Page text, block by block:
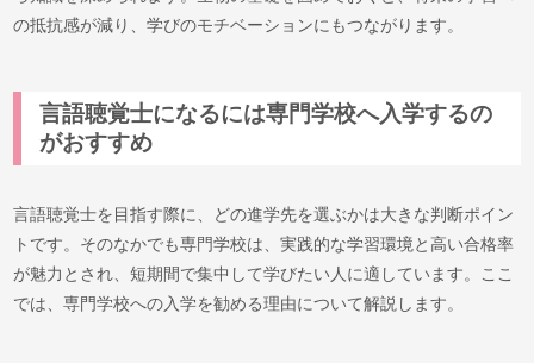
の抵抗感が減り、学びのモチベーションにもつながります。
言語聴覚士になるには専門学校へ入学するの
がおすすめ
言語聴覚士を目指す際に、どの進学先を選ぶかは大きな判断ポイン
トです。そのなかでも専門学校は、実践的な学習環境と高い合格率
が魅力とされ、短期間で集中して学びたい人に適しています。ここ
では、専門学校への入学を勧める理由について解説します。